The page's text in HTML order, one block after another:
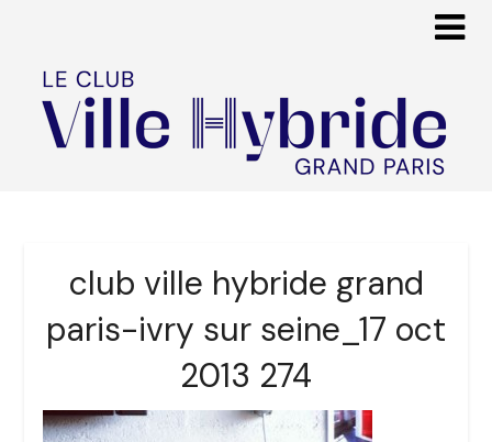
club ville hybride grand
paris-ivry sur seine_17 oct
2013 274